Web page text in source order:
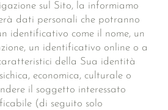
sul Sito, la informiamo
dati personali che potranno
identificativo come il nome, un
un identificativo online o a
della Sua identità
economica, culturale o
il soggetto interessato
(di seguito solo